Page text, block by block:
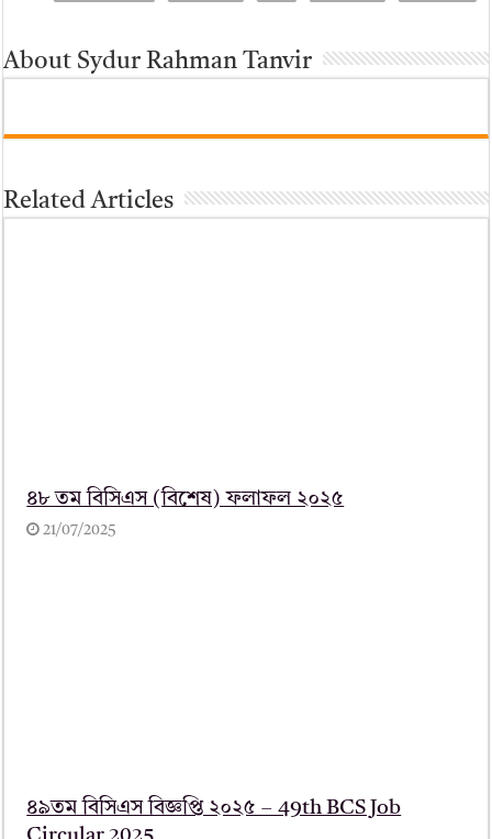
About Sydur Rahman Tanvir
Related Articles
৪৮ তম বিসিএস (বিশেষ) ফলাফল ২০২৫
21/07/2025
৪৯তম বিসিএস বিজ্ঞপ্তি ২০২৫ – 49th BCS Job